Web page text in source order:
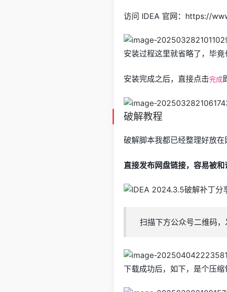
访问 IDEA 官网：https://
安装过程这里就省略了，毕
安装完成之后，直接点击完成
破解教程
破解脚本我都已经整理好放在
直接发布网盘链接，容易被和
扫描下方公众号二维码
下载成功后，如下，是个压缩